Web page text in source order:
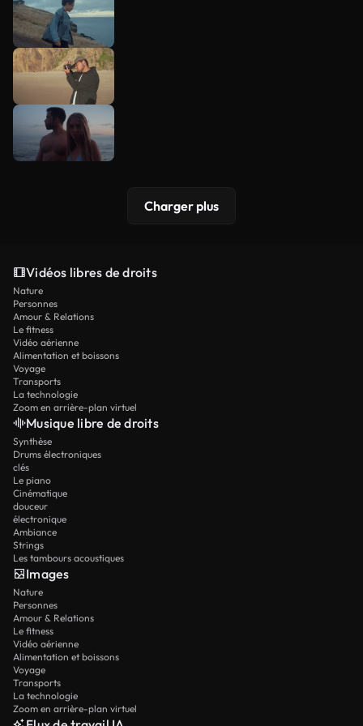
Charger plus
Vidéos libres de droits
Nature
Personnes
Amour & Relations
Le fitness
Vidéo aérienne
Alimentation et boissons
Voyage
Transports
La technologie
Zoom en arrière-plan virtuel
Musique libre de droits
Synthèse
Drums électroniques
clés
Le piano
Cinématique
douceur
électronique
Ambiance
Strings
Les tambours acoustiques
Images
Nature
Personnes
Amour & Relations
Le fitness
Vidéo aérienne
Alimentation et boissons
Voyage
Transports
La technologie
Zoom en arrière-plan virtuel